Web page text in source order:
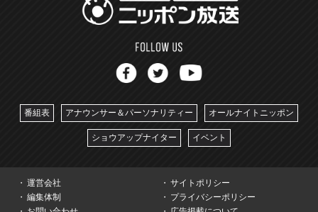
番組表 アナウンサー＆パーソナリティー オールナイトニッポン
ショウアップナイター イベント
運営会社
サイトポリシー
編集体制
プライバシーポリシー